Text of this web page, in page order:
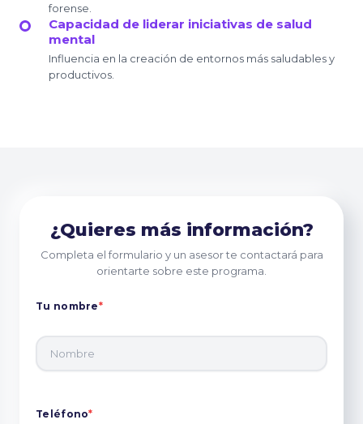
forense.
Capacidad de liderar iniciativas de salud
mental
Influencia en la creación de entornos más saludables y
productivos.
¿Quieres más información?
Completa el formulario y un asesor te contactará para
orientarte sobre este programa.
Tu nombre*
Teléfono*